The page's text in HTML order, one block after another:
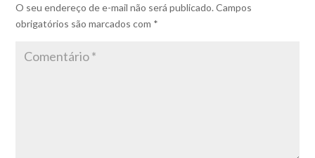
O seu endereço de e-mail não será publicado. Campos
obrigatórios são marcados com *